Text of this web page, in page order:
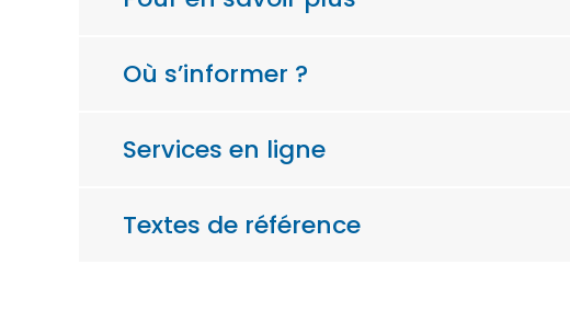
Où s’informer ?
Services en ligne
Textes de référence